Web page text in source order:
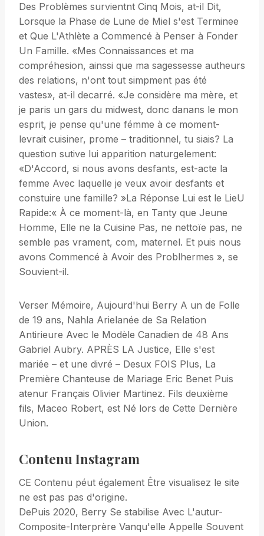
Des Problèmes survientnt Cinq Mois, at-il Dit,
Lorsque la Phase de Lune de Miel s'est Terminee
et Que L'Athlète a Commencé à Penser à Fonder
Un Famille. «Mes Connaissances et ma
compréhesion, ainssi que ma sagessesse autheurs
des relations, n'ont tout simpment pas été
vastes», at-il decarré. «Je considère ma mère, et
je paris un gars du midwest, donc danans le mon
esprit, je pense qu'une fémme à ce moment-
levrait cuisiner, prome – traditionnel, tu siais? La
question sutive lui apparition naturgelement:
«D'Accord, si nous avons desfants, est-acte la
femme Avec laquelle je veux avoir desfants et
constuire une famille? »La Réponse Lui est le LieU
Rapide:« À ce moment-là, en Tanty que Jeune
Homme, Elle ne la Cuisine Pas, ne nettoïe pas, ne
semble pas vrament, com, maternel. Et puis nous
avons Commencé à Avoir des Problhermes », se
Souvient-il.
Verser Mémoire, Aujourd'hui Berry A un de Folle
de 19 ans, Nahla Arielanée de Sa Relation
Antirieure Avec le Modèle Canadien de 48 Ans
Gabriel Aubry. APRÈS LA Justice, Elle s'est
mariée – et une divré – Desux FOIS Plus, La
Première Chanteuse de Mariage Eric Benet Puis
atenur Français Olivier Martinez. Fils deuxième
fils, Maceo Robert, est Né lors de Cette Dernière
Union.
Contenu Instagram
CE Contenu péut également Être visualisez le site
ne est pas pas d'origine.
DePuis 2020, Berry Se stabilise Avec L'autur-
Composite-Interprère Vanqu'elle Appelle Souvent